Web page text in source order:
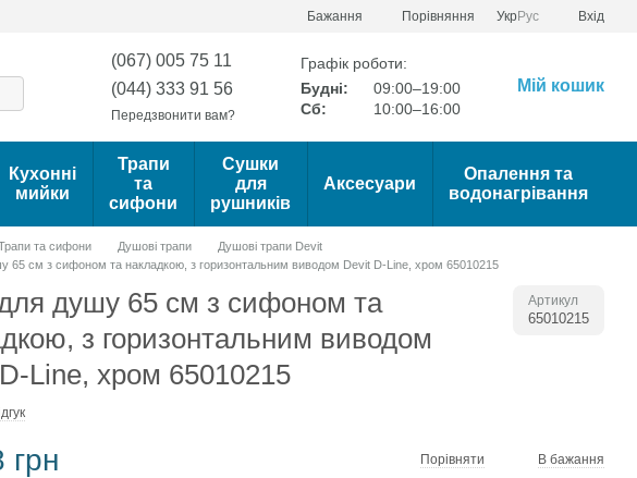
Бажання Порівняння УкрРус Вхід
(067) 005 75 11
(044) 333 91 56
Передзвонити вам?
Графік роботи:
Будні:
09:00–19:00
Сб:
10:00–16:00
Мій кошик
Кухонні
мийки
Трапи
та
сифони
Сушки
для
рушників
Аксесуари
Опалення та
водонагрівання
та сифони Душові трапи
Душові трапи Devit
65 см з сифоном та накладкою, з горизонтальним виводом Devit D-Line, хром 65010215
душу 65 см з сифоном та
з горизонтальним виводом
Line, хром 65010215
Артикул
65010215
грн Порівняти В бажання